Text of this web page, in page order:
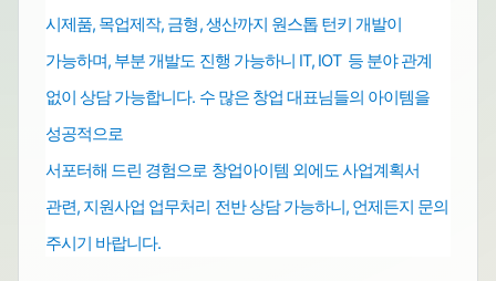
시제품, 목업제작, 금형, 생산까지 원스톱 턴키 개발이
가능하며, 부분 개발도 진행 가능하니 IT, IOT 등 분야 관계
없이 상담 가능합니다. 수 많은 창업 대표님들의 아이템을
성공적으로
서포터해 드린 경험으로 창업아이템 외에도사업계획서
관련, 지원사업 업무처리 전반상담 가능하니, 언제든지 문의
주시기 바랍니다.